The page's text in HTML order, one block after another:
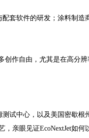
套软件的研发；涂料制
作自由，尤其是在高分
试中心，以及美国密歇
亲眼见证EcoNextJet如